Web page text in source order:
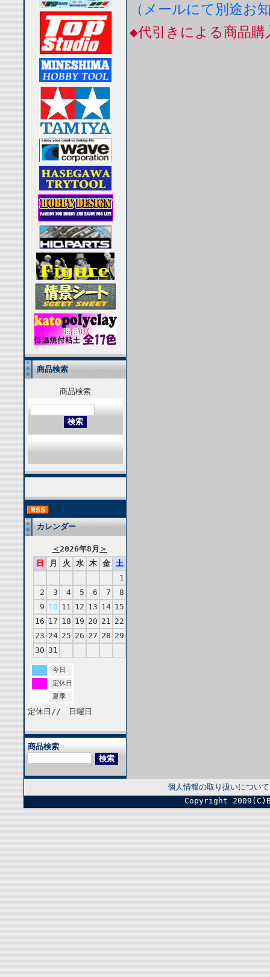
商品検索
商品検索
カレンダー
＜2026年8月 ＞
日
月 火 水 木 金
土
1
2
3 4 5 6 7
8
9 10 11 12 13 14 15
16 17 18 19 20 21 22
23 24 25 26 27 28 29
30 31
今日
定休日
夏季
定休日// 日曜日
商品検索
（メールにて別途お
◆代引きによる商品
個人情報の取り扱いについて
Copyright